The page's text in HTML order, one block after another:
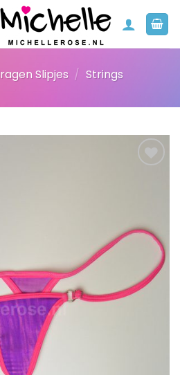
Slipjes / Strings